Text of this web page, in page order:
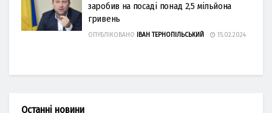
заробив на посаді понад 2,5 мільйона
гривень
ОПУБЛІКОВАНО ІВАН ТЕРНОПІЛЬСЬКИЙ 15.02.2024
Останні новини